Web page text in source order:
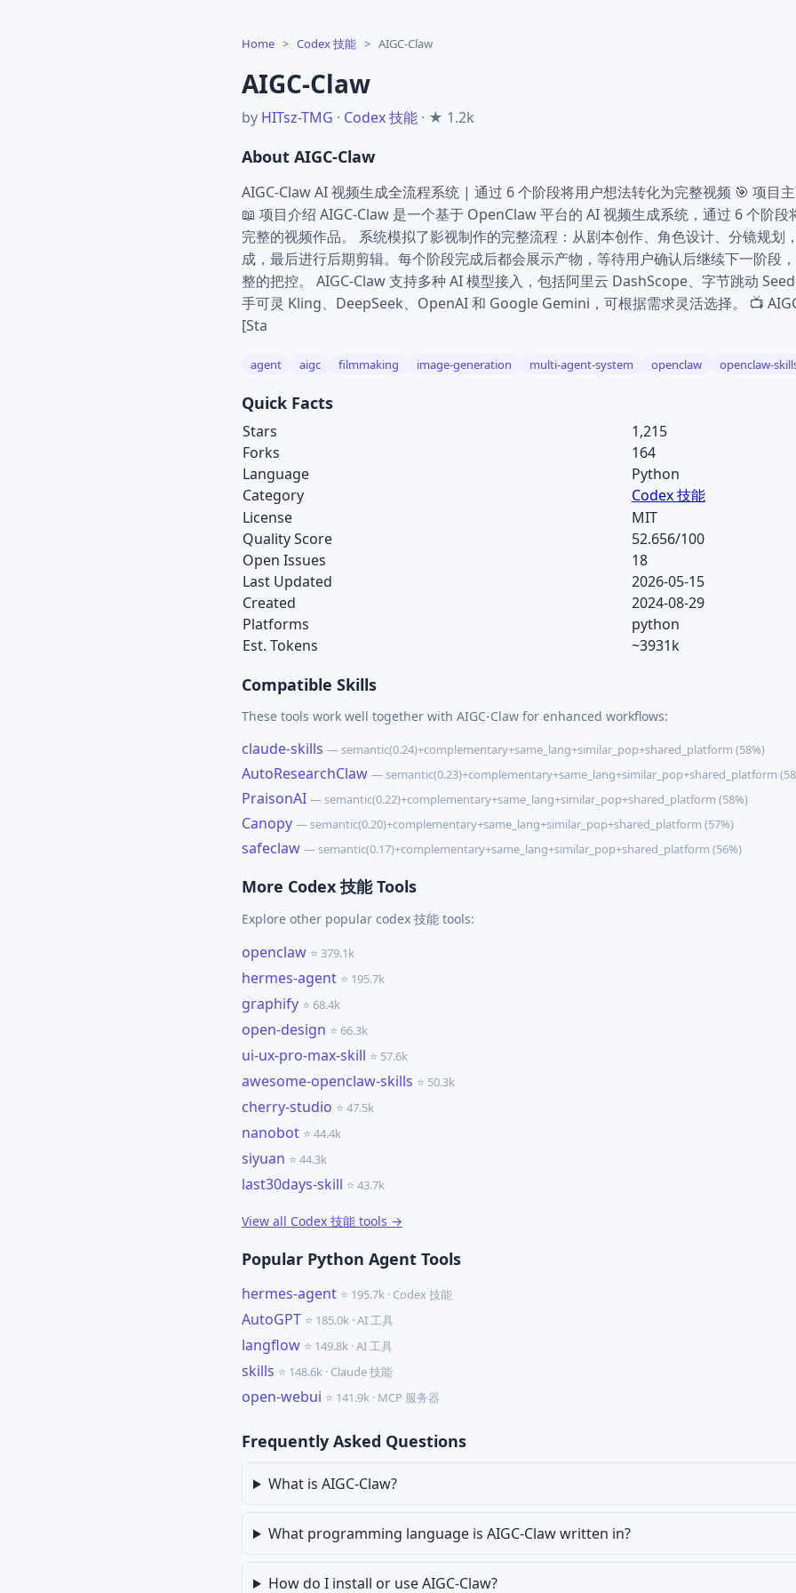
Home > Codex 技能 > AIGC-Claw
AIGC-Claw
by HITsz-TMG · Codex 技能 · ★ 1.2k
About AIGC-Claw
AIGC-Claw AI 视频生成全流程系统 | 通过 6 个阶段将用户想法转化为完整视频 🎯 项目
📖 项目介绍 AIGC-Claw 是一个基于 OpenClaw 平台的 AI 视频生成系统，通过 6 个阶
完整的视频作品。 系统模拟了影视制作的完整流程：从剧本创作、角色设计、分镜规划
成，最后进行后期剪辑。每个阶段完成后都会展示产物，等待用户确认后继续下一阶段
整的把控。 AIGC-Claw 支持多种 AI 模型接入，包括阿里云 DashScope、字节跳动
手可灵 Kling、DeepSeek、OpenAI 和 Google Gemini，可根据需求灵活选择。 📺
[Sta
agent aigc filmmaking image-generation multi-agent-system openclaw openclaw-
Quick Facts
Stars
1,215
Forks
164
Language
Python
Category
Codex 技能
License
MIT
Quality Score
52.656/100
Open Issues
18
Last Updated
2026-05-15
Created
2024-08-29
Platforms
python
Est. Tokens
~3931k
Compatible Skills
These tools work well together with AIGC-Claw for enhanced workflows:
claude-skills — semantic(0.24)+complementary+same_lang+similar_pop+shared_platform (58%)
AutoResearchClaw — semantic(0.23)+complementary+same_lang+similar_pop+shared_platform
PraisonAI — semantic(0.22)+complementary+same_lang+similar_pop+shared_platform (58%)
Canopy — semantic(0.20)+complementary+same_lang+similar_pop+shared_platform (57%)
safeclaw — semantic(0.17)+complementary+same_lang+similar_pop+shared_platform (56%)
More Codex 技能 Tools
Explore other popular codex 技能 tools:
openclaw ⭐ 379.1k
hermes-agent ⭐ 195.7k
graphify ⭐ 68.4k
open-design ⭐ 66.3k
ui-ux-pro-max-skill ⭐ 57.6k
awesome-openclaw-skills ⭐ 50.3k
cherry-studio ⭐ 47.5k
nanobot ⭐ 44.4k
siyuan ⭐ 44.3k
last30days-skill ⭐ 43.7k
View all Codex 技能 tools →
Popular Python Agent Tools
hermes-agent ⭐ 195.7k · Codex 技能
AutoGPT ⭐ 185.0k · AI 工具
langflow ⭐ 149.8k · AI 工具
skills ⭐ 148.6k · Claude 技能
open-webui ⭐ 141.9k · MCP 服务器
Frequently Asked Questions
What is AIGC-Claw?
What programming language is AIGC-Claw written in?
How do I install or use AIGC-Claw?